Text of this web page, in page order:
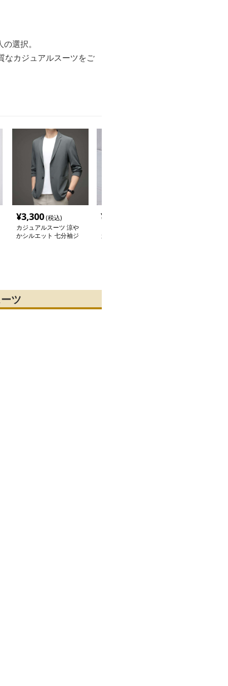
選択。
なカジュアルスーツをご
¥3,300(税込)
カジュアルスーツ 涼や
かシルエット 七分袖ジ
¥
カジュアルスーツ モダ
ツ